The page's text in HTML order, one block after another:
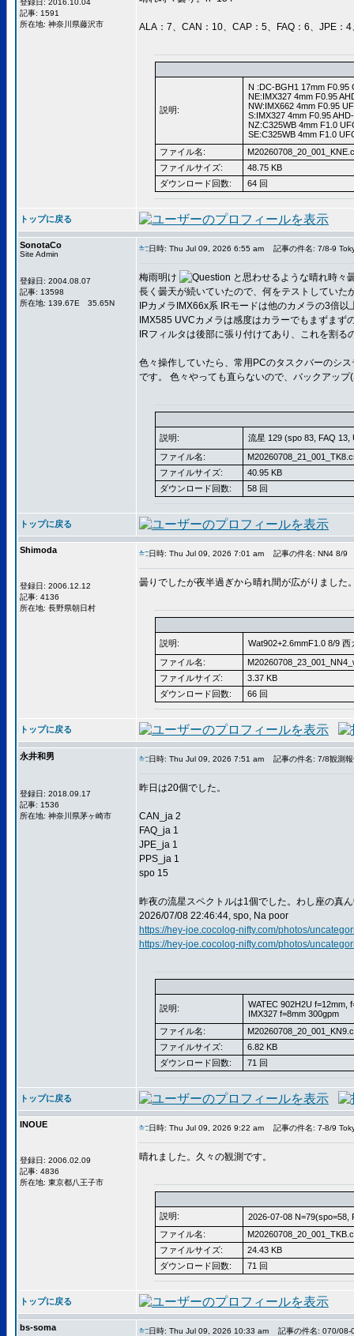
登録日: 2016.10.04
記事: 1591
所在地: 神奈川県藤沢市
ALA：7、CAN：10、CAP：5、FAQ：6、JPE：
説明:
N :DC-BGH1 17mm F0.95
NE:IMX327 4mm F0.95
NW:IMX662 4mm F0.95
S:IMX327 4mm F0.95
NZ:C325WB 4mm F1.0
SE:C325WB 4mm F1.0
ファイル名:
ファイルサイズ:
48.75 KB
ダウンロード回数:
64 回
トップに戻る
SonotaCo
Site Admin
登録日: 2004.08.07
記事: 13598
所在地: 139.67E 35.65N
日時: Thu Jul 09, 2026 6:55 am 記事の件名: 7/8-9
梅雨明け
と思わせるような晴れ時々
長く曇天が続いていたので、何をテストしていた
IPカメラIMX66x系 IRモードは他のカメラの3倍
IMX585 UVCカメラは感度はカラーでもまずま
IRフィルタは後部に張り付けてあり、これを割
色々操作していたら、常用PCのタスクバーのシ
です。 色々やっても直らないので、バックアッ
説明:
流星 129 (spo 83, FAQ 13,
ファイル名:
ファイルサイズ:
40.95 KB
ダウンロード回数:
58 回
トップに戻る
Shimoda
登録日: 2006.12.12
記事: 4136
所在地: 長野県朝日村
日時: Thu Jul 09, 2026 7:01 am 記事の件名: NN4 8/9
曇りでしたが夜半過ぎから晴れ間が広がりました
説明:
Wat902+2.6mmF1.0 8/9 西
ファイル名:
ファイルサイズ:
3.37 KB
ダウンロード回数:
66 回
トップに戻る
永井和男
登録日: 2018.09.17
記事: 1536
所在地: 神奈川県茅ヶ崎市
日時: Thu Jul 09, 2026 7:51 am 記事の件名: 7/8観測
昨日は20個でした。
CAN_ja 2
FAQ_ja 1
JPE_ja 1
PPS_ja 1
spo 15
昨夜の流星スペクトルは1個でした。わし座の真
2026/07/08 22:46:44, spo, Na poor
https://hey-joe.cocolog-nifty.com/photos/
https://hey-joe.cocolog-nifty.com/photos/
説明:
WATEC 902H2U f=12mm,
IMX327 f=8mm 300gpm
ファイル名:
ファイルサイズ:
6.82 KB
ダウンロード回数:
71 回
トップに戻る
INOUE
登録日: 2006.02.09
記事: 4836
所在地: 東京都八王子市
日時: Thu Jul 09, 2026 9:22 am 記事の件名: 7-8/9
晴れました。久々の観測です。
説明:
2026-07-08 N=79(spo=58,
ファイル名:
ファイルサイズ:
24.43 KB
ダウンロード回数:
71 回
トップに戻る
bs-soma 日時: Thu Jul 09, 2026 10:33 am 記事の件名: 070/08-